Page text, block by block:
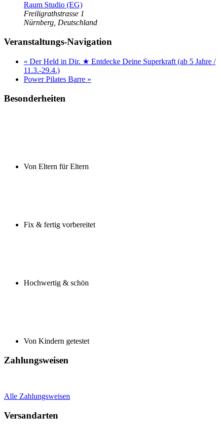
Raum Studio (EG)
Freiligrathstrasse 1
Nürnberg, Deutschland
Veranstaltungs-Navigation
« Der Held in Dir. ★ Entdecke Deine Superkraft (ab 5 Jahre /
11.3.-29.4.)
Power Pilates Barre »
Besonderheiten
Von Eltern für Eltern
Fix & fertig vorbereitet
Hochwertig & schön
Von Kindern getestet
Zahlungsweisen
Alle Zahlungsweisen
Versandarten